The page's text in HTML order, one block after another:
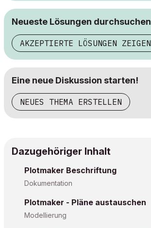
Neueste Lösungen durchsuchen
AKZEPTIERTE LÖSUNGEN ZEIGEN
Eine neue Diskussion starten!
NEUES THEMA ERSTELLEN
Dazugehöriger Inhalt
Plotmaker Beschriftung
Dokumentation
Plotmaker - Pläne austauschen
Modellierung